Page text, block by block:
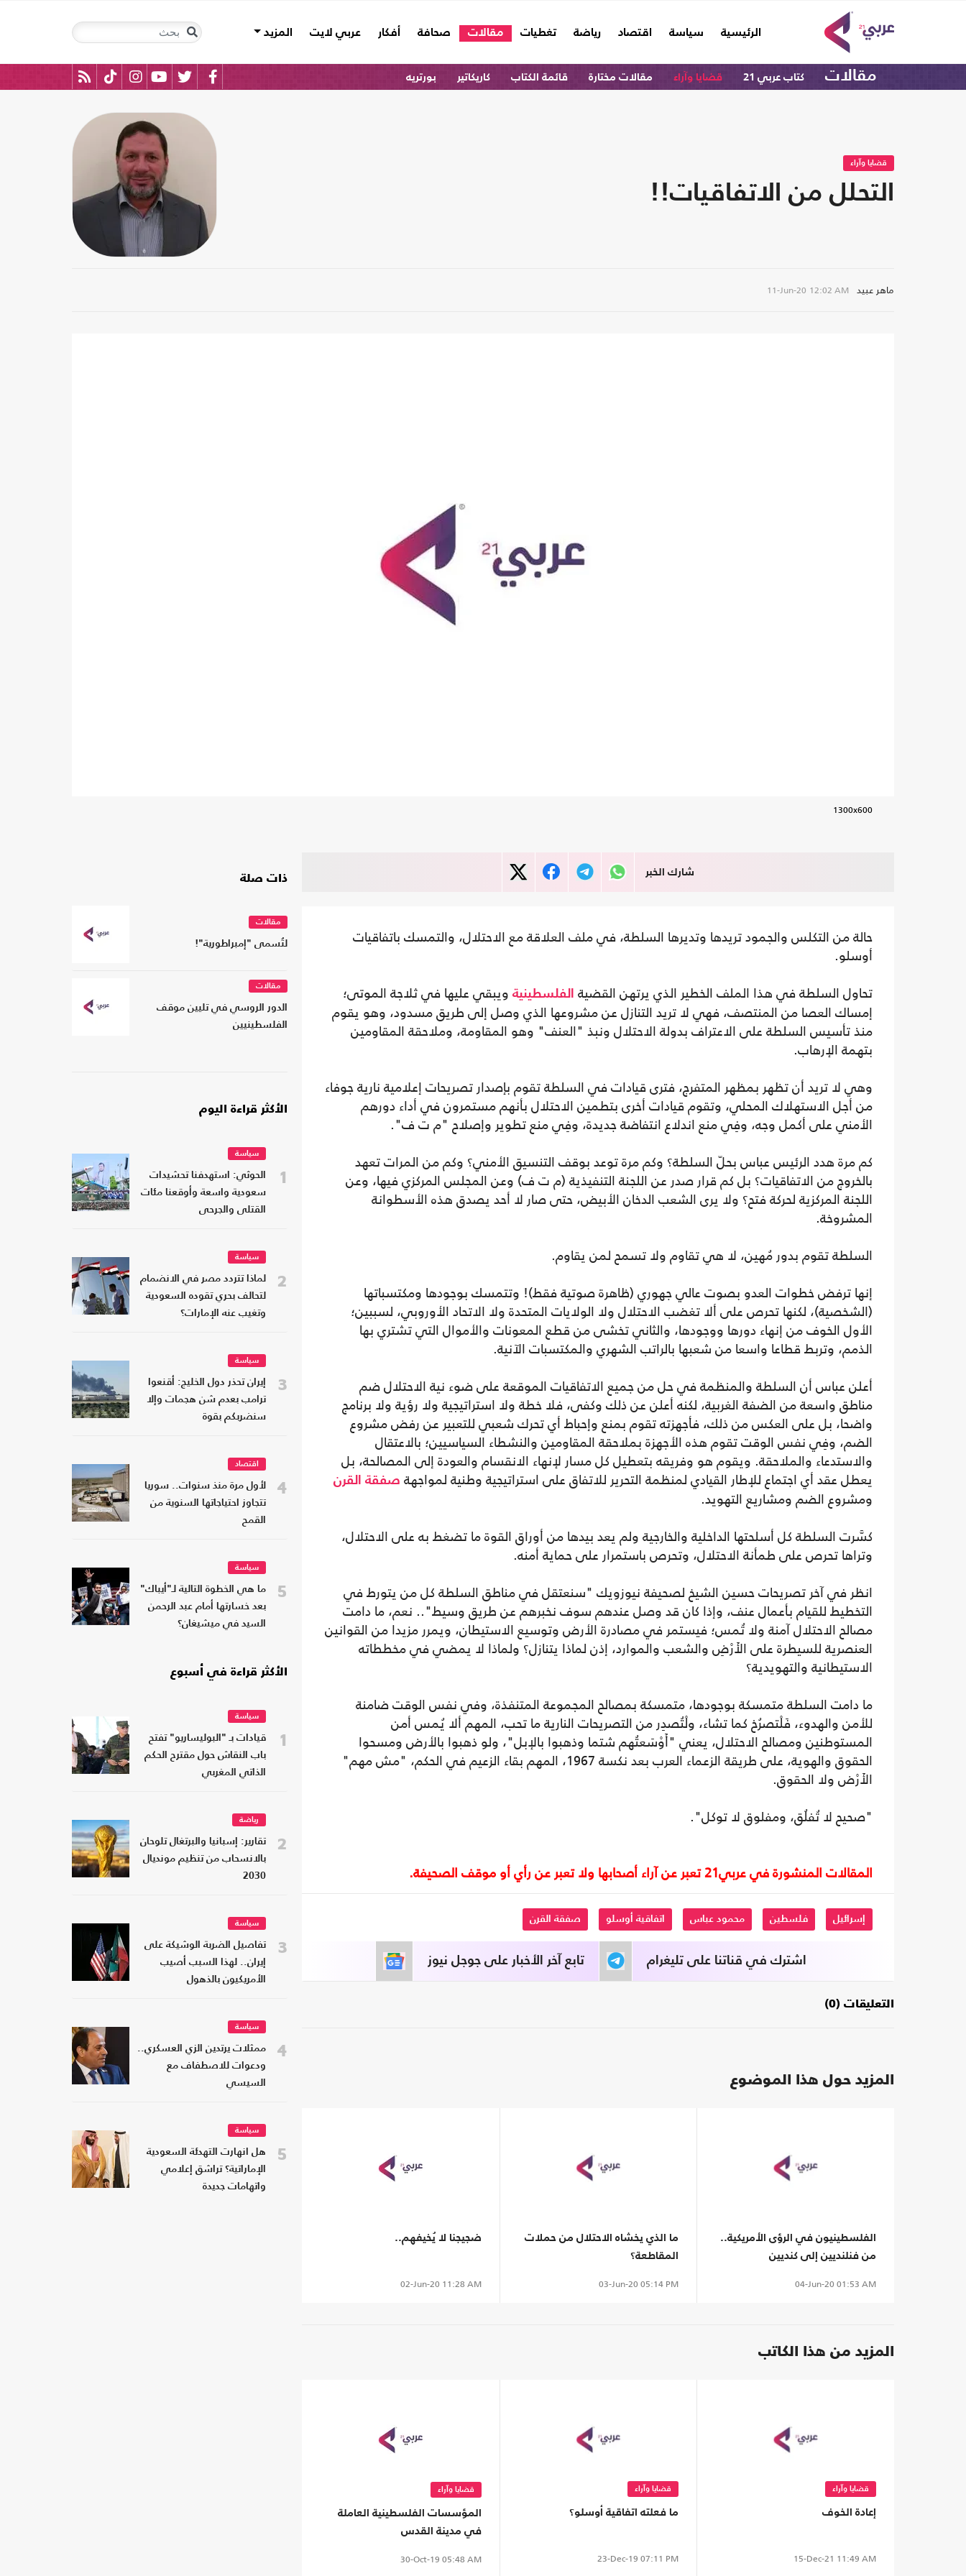
الرئيسية
(current) سياسة اقتصاد رياضة تغطيات مقالات صحافة أفكار عربي لايت المزيد
مقالات كتاب عربي 21 قضايا وآراء مقالات مختارة قائمة الكتاب كاريكاتير بورتريه
قضايا وآراء
التحلل من الاتفاقيات!!
ماهر عبيد 11-Jun-20 12:02 AM
1300x600
شارك الخبر
حالة من التكلس والجمود تريدها وتديرها السلطة، في ملف العلاقة مع الاحتلال، والتمسك باتفاقيات
أوسلو.
تحاول السلطة في هذا الملف الخطير الذي يرتهن القضية
الفلسطينية ويبقي عليها في ثلاجة الموتى؛
إمساك العصا من المنتصف، فهي لا تريد التنازل عن مشروعها الذي وصل إلى طريق مسدود، وهو يقوم
منذ تأسيس السلطة على الاعتراف بدولة الاحتلال ونبذ "العنف" وهو المقاومة، وملاحقة المقاومين
بتهمة الإرهاب.
وهي لا تريد أن تظهر بمظهر المتفرج، فترى قيادات في السلطة تقوم بإصدار تصريحات إعلامية نارية جوفاء
من أجل الاستهلاك المحلي، وتقوم قيادات أخرى بتطمين الاحتلال بأنهم مستمرون في أداء دورهم
الأمني على أكمل وجه، وفِي منع اندلاع انتفاضة جديدة، وفِي منع تطوير وإصلاح "م ت ف".
كم مرة هدد الرئيس عباس بحلّ السلطة؟ وكم مرة توعد بوقف التنسيق الأمني؟ وكم من المرات تعهد
بالخروج من الاتفاقيات؟ بل كم قرار صدر عن اللجنة التنفيذية (م ت ف) وعن المجلس المركزي فيها، وعن
اللجنة المركزية لحركة فتح؟ ولا يرى الشعب الدخان الأبيض، حتى صار لا أحد يصدق هذه الأسطوانة
المشروخة.
السلطة تقوم بدور مُهين، لا هي تقاوم ولا تسمح لمن يقاوم.
إنها ترفض خطوات العدو بصوت عالي جهوري (ظاهرة صوتية فقط)! وتتمسك بوجودها ومكتسباتها
(الشخصية)، لكنها تحرص على ألا تغضب الاحتلال ولا الولايات المتحدة ولا الاتحاد الأوروبي، لسببين؛
الأول الخوف من إنهاء دورها ووجودها، والثاني تخشى من قطع المعونات والأموال التي تشتري بها
الذمم، وتربط قطاعا واسعا من شعبها بالراتب الشهري والمكتسبات الآنية.
أعلن عباس أن السلطة والمنظمة في حل من جميع الاتفاقيات الموقعة على ضوء نية الاحتلال ضم
مناطق واسعة من الضفة الغربية، لكنه أعلن عن ذلك وكفى، فلا خطة ولا استراتيجية ولا رؤية ولا برنامج
واضحا، بل على العكس من ذلك، فأجهزته تقوم بمنع وإحباط أي تحرك شعبي للتعبير عن رفض مشروع
الضم، وفِي نفس الوقت تقوم هذه الأجهزة بملاحقة المقاومين والنشطاء السياسيين؛ بالاعتقال
والاستدعاء والملاحقة. ويقوم هو وفريقه بتعطيل كل مسار لإنهاء الانقسام والعودة إلى المصالحة، بل
يعطل عقد أي اجتماع للإطار القيادي لمنظمة التحرير للاتفاق على استراتيجية وطنية لمواجهة صفقة القرن
ومشروع الضم ومشاريع التهويد.
كسَّرت السلطة كل أسلحتها الداخلية والخارجية ولم يعد بيدها من أوراق القوة ما تضغط به على الاحتلال،
وتراها تحرص على طمأنة الاحتلال، وتحرص باستمرار على حماية أمنه.
انظر في آخر تصريحات حسين الشيخ لصحيفة نيوزويك "سنعتقل في مناطق السلطة كل من يتورط في
التخطيط للقيام بأعمال عنف، وإذا كان قد وصل عندهم سوف نخبرهم عن طريق وسيط".. نعم، ما دامت
مصالح الاحتلال آمنة ولا تُمس؛ فيستمر في مصادرة الأرض وتوسيع الاستيطان، ويمرر مزيدا من القوانين
العنصرية للسيطرة على الأَرْضِ والشعب والموارد، إذن لماذا يتنازل؟ ولماذا لا يمضي في مخططاته
الاستيطانية والتهويدية؟
ما دامت السلطة متمسكة بوجودها، متمسكة بمصالح المجموعة المتنفذة، وفي نفس الوقت ضامنة
للأمن والهدوء، فَلْتصرُخ كما تشاء، ولْتُصدِر من التصريحات النارية ما تحب، المهم ألا يُمس أمن
المستوطنين ومصالح الاحتلال، يعني "أَوْسَعتُهم شتما وذهبوا بالإبل"، ولو ذهبوا بالأرض ومسحوا
الحقوق والهوية، على طريقة الزعماء العرب بعد نكسة 1967، المهم بقاء الزعيم في الحكم، "مش مهم"
الأَرْض ولا الحقوق.
"صحيح لا تُفلُق، ومفلوق لا توكل".
المقالات المنشورة في عربي21 تعبر عن آراء أصحابها ولا تعبر عن رأي أو موقف الصحيفة.
إسرائيل فلسطين محمود عباس اتفاقية أوسلو صفقة القرن
تابع آخر الأخبار على جوجل نيوز اشترك في قناتنا على تليغرام
التعليقات (0)
المزيد حول هذا الموضوع
الفلسطينيون في الرؤى الأمريكية..
من فنلنديين إلى كنديين
04-Jun-20 01:53 AM
ما الذي يخشاه الاحتلال من حملات
المقاطعة؟
03-Jun-20 05:14 PM
ضجيجنا لا يُخيفهم..
02-Jun-20 11:28 AM
المزيد من هذا الكاتب
قضايا وآراء
إعادة الخوف
15-Dec-21 11:49 AM
قضايا وآراء
ما فعلته اتفاقية أوسلو؟
23-Dec-19 07:11 PM
قضايا وآراء
المؤسسات الفلسطينية العاملة
في مدينة القدس
30-Oct-19 05:48 AM
ذات صلة
مقالات
لتُسمى "إمبراطورية"!
مقالات
الدور الروسي في تليين موقف
الفلسطينيين
الأكثر قراءة اليوم
1
سياسة
الحوثي: استهدفنا تحشيدات
سعودية واسعة وأوقعنا مئات
القتلى والجرحى
2
سياسة
لماذا تتردد مصر في الانضمام
لتحالف بحري تقوده السعودية
وتغيب عنه الإمارات؟
3
سياسة
إيران تحذر دول الخليج: أقنعوا
ترامب بعدم شن هجمات وإلا
سنضربكم بقوة
4
اقتصاد
لأول مرة منذ سنوات.. سوريا
تتجاوز احتياجاتها السنوية من
القمح
5
سياسة
ما هي الخطوة التالية لـ"أيباك"
بعد خسارتها أمام عبد الرحمن
السيد في ميشيغان؟
الأكثر قراءة في أسبوع
1
سياسة
قيادات بـ "البوليساريو" تفتح
باب النقاش حول مقترح الحكم
الذاتي المغربي
2
رياضة
تقارير: إسبانيا والبرتغال تلوحان
بالانسحاب من تنظيم مونديال
2030
3
سياسة
تفاصيل الضربة الوشيكة على
إيران.. لهذا السبب أصيب
الأمريكيون بالذهول
4
سياسة
ممثلات يرتدين الزي العسكري..
ودعوات للاصطفاف مع
السيسي
5
سياسة
هل انهارت التهدئة السعودية
الإماراتية؟ تراشق إعلامي
واتهامات جديدة